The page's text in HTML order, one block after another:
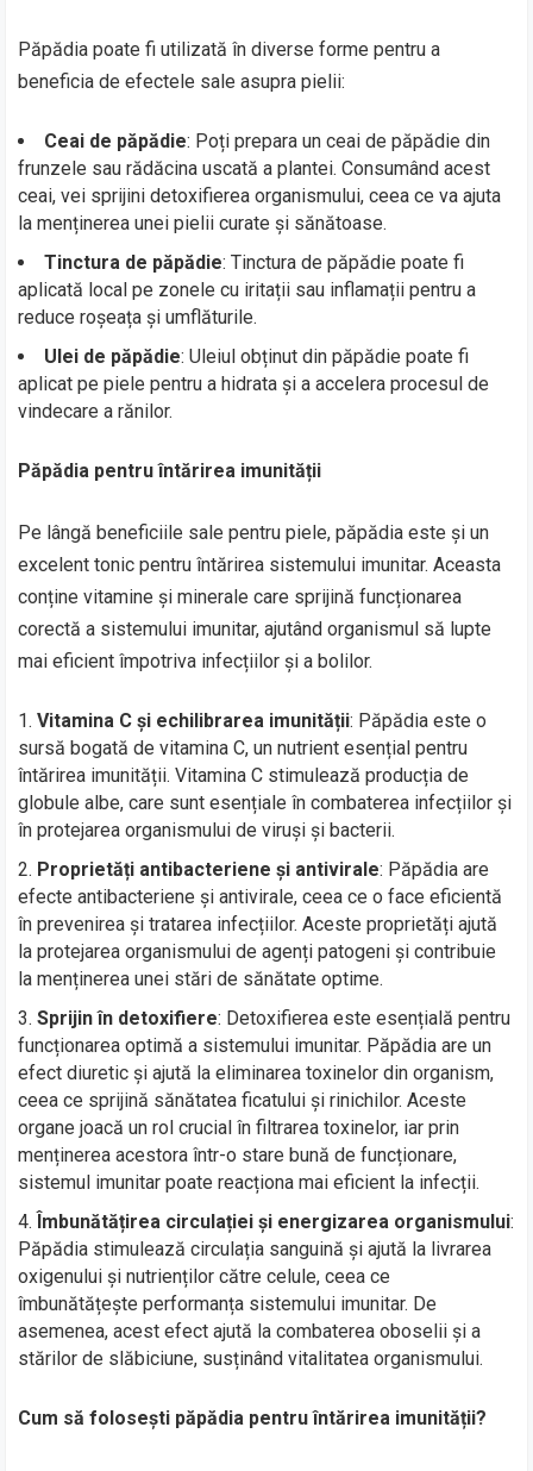
Păpădia poate fi utilizată în diverse forme pentru a
beneficia de efectele sale asupra pielii:
Ceai de păpădie: Poți prepara un ceai de păpădie din
frunzele sau rădăcina uscată a plantei. Consumând acest
ceai, vei sprijini detoxifierea organismului, ceea ce va ajuta
la menținerea unei pielii curate și sănătoase.
Tinctura de păpădie: Tinctura de păpădie poate fi
aplicată local pe zonele cu iritații sau inflamații pentru a
reduce roșeața și umflăturile.
Ulei de păpădie: Uleiul obținut din păpădie poate fi
aplicat pe piele pentru a hidrata și a accelera procesul de
vindecare a rănilor.
Păpădia pentru întărirea imunității
Pe lângă beneficiile sale pentru piele, păpădia este și un
excelent tonic pentru întărirea sistemului imunitar. Aceasta
conține vitamine și minerale care sprijină funcționarea
corectă a sistemului imunitar, ajutând organismul să lupte
mai eficient împotriva infecțiilor și a bolilor.
Vitamina C și echilibrarea imunității: Păpădia este o
sursă bogată de vitamina C, un nutrient esențial pentru
întărirea imunității. Vitamina C stimulează producția de
globule albe, care sunt esențiale în combaterea infecțiilor și
în protejarea organismului de viruși și bacterii.
Proprietăți antibacteriene și antivirale: Păpădia are
efecte antibacteriene și antivirale, ceea ce o face eficientă
în prevenirea și tratarea infecțiilor. Aceste proprietăți ajută
la protejarea organismului de agenți patogeni și contribuie
la menținerea unei stări de sănătate optime.
Sprijin în detoxifiere: Detoxifierea este esențială pentru
funcționarea optimă a sistemului imunitar. Păpădia are un
efect diuretic și ajută la eliminarea toxinelor din organism,
ceea ce sprijină sănătatea ficatului și rinichilor. Aceste
organe joacă un rol crucial în filtrarea toxinelor, iar prin
menținerea acestora într-o stare bună de funcționare,
sistemul imunitar poate reacționa mai eficient la infecții.
Îmbunătățirea circulației și energizarea organismului:
Păpădia stimulează circulația sanguină și ajută la livrarea
oxigenului și nutrienților către celule, ceea ce
îmbunătățește performanța sistemului imunitar. De
asemenea, acest efect ajută la combaterea oboselii și a
stărilor de slăbiciune, susținând vitalitatea organismului.
Cum să folosești păpădia pentru întărirea imunității?